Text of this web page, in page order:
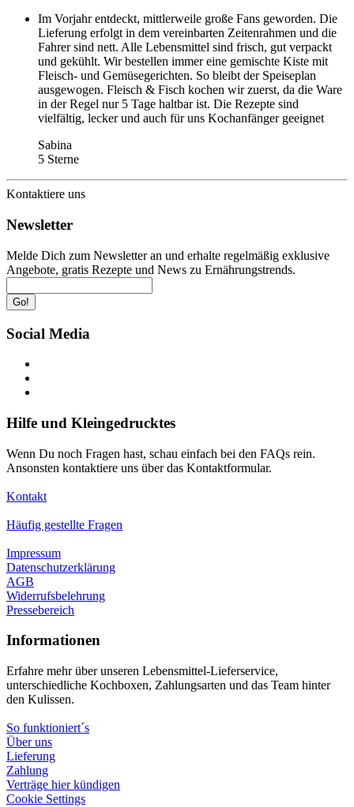
Im Vorjahr entdeckt, mittlerweile große Fans geworden. Die
Lieferung erfolgt in dem vereinbarten Zeitenrahmen und die
Fahrer sind nett. Alle Lebensmittel sind frisch, gut verpackt
und gekühlt. Wir bestellen immer eine gemischte Kiste mit
Fleisch- und Gemüsegerichten. So bleibt der Speiseplan
ausgewogen. Fleisch & Fisch kochen wir zuerst, da die Ware
in der Regel nur 5 Tage haltbar ist. Die Rezepte sind
vielfältig, lecker und auch für uns Kochanfänger geeignet
Sabina
5 Sterne
Kontaktiere uns
Newsletter
Melde Dich zum Newsletter an und erhalte regelmäßig exklusive
Angebote, gratis Rezepte und News zu Ernährungstrends.
Go!
Social Media
Hilfe und Kleingedrucktes
Wenn Du noch Fragen hast, schau einfach bei den FAQs rein.
Ansonsten kontaktiere uns über das Kontaktformular.
Kontakt
Häufig gestellte Fragen
Impressum
Datenschutzerklärung
AGB
Widerrufsbelehrung
Pressebereich
Informationen
Erfahre mehr über unseren Lebensmittel-Lieferservice,
unterschiedliche Kochboxen, Zahlungsarten und das Team hinter
den Kulissen.
So funktioniert´s
Über uns
Lieferung
Zahlung
Verträge hier kündigen
Cookie Settings